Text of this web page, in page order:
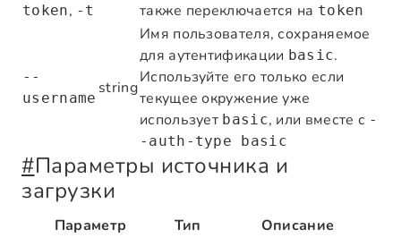
token, -t
также переключается на token
--
username
string
Имя пользователя, сохраняемое
для аутентификации basic.
Используйте его только если
текущее окружение уже
использует basic, или вместе с -
-auth-type basic
#Параметры источника и
загрузки
Параметр Тип Описание